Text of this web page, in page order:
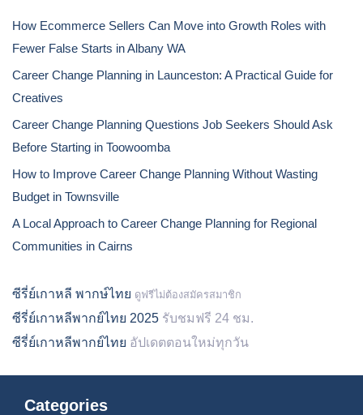
How Ecommerce Sellers Can Move into Growth Roles with
Fewer False Starts in Albany WA
Career Change Planning in Launceston: A Practical Guide for
Creatives
Career Change Planning Questions Job Seekers Should Ask
Before Starting in Toowoomba
How to Improve Career Change Planning Without Wasting
Budget in Townsville
A Local Approach to Career Change Planning for Regional
Communities in Cairns
ซีรี่ย์เกาหลี พากษ์ไทย ดูฟรีไม่ต้องสมัครสมาชิก
ซีรี่ย์เกาหลีพากย์ไทย 2025 รับชมฟรี 24 ชม.
ซีรี่ย์เกาหลีพากย์ไทย อัปเดตตอนใหม่ทุกวัน
Categories